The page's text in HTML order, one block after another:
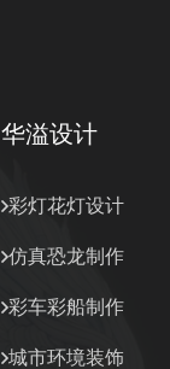
华溢设计
彩灯花灯设计
仿真恐龙制作
彩车彩船制作
城市环境装饰